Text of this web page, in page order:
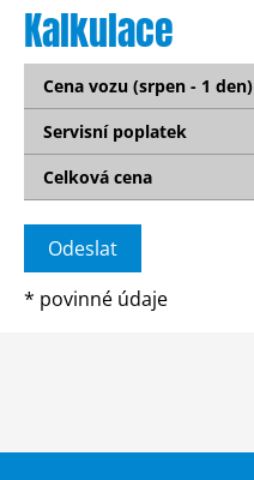
Kalkulace
Cena vozu (srpen - 1 den)
Servisní poplatek
Celková cena
* povinné údaje